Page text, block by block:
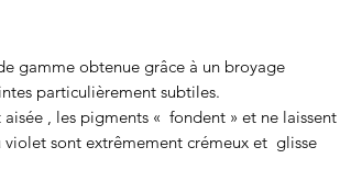
gamme obtenue grâce à un broyage
particulièrement subtiles.
, les pigments « fondent » et ne laissent
sont extrêmement crémeux et glisse